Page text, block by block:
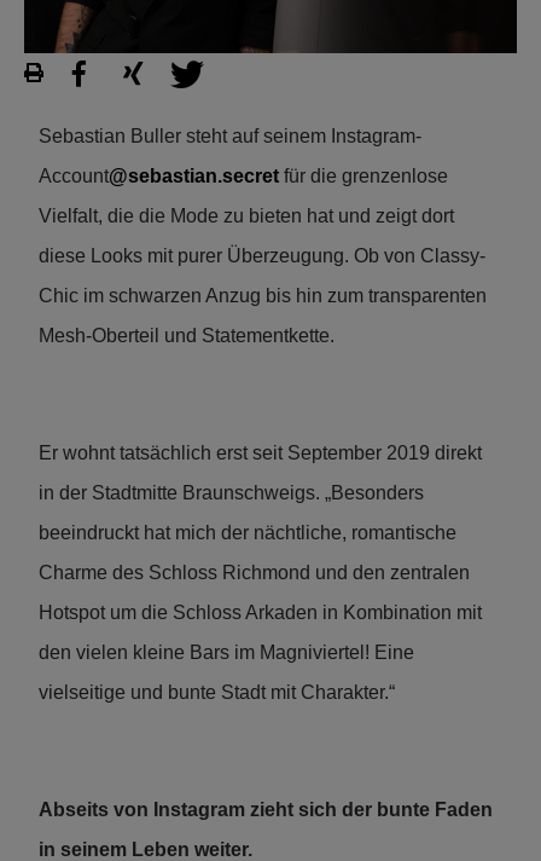
Sebastian Buller steht auf seinem Instagram-
Account@sebastian.secret für die grenzenlose
Vielfalt, die die Mode zu bieten hat und zeigt dort
diese Looks mit purer Überzeugung. Ob von Classy-
Chic im schwarzen Anzug bis hin zum transparenten
Mesh-Oberteil und Statementkette.
Er wohnt tatsächlich erst seit September 2019 direkt
in der Stadtmitte Braunschweigs. „Besonders
beeindruckt hat mich der nächtliche, romantische
Charme des Schloss Richmond und den zentralen
Hotspot um die Schloss Arkaden in Kombination mit
den vielen kleine Bars im Magniviertel! Eine
vielseitige und bunte Stadt mit Charakter.“
Abseits von Instagram zieht sich der bunte Faden
in seinem Leben weiter.